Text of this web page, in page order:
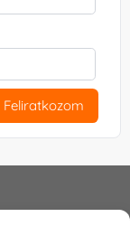
Feliratkozom